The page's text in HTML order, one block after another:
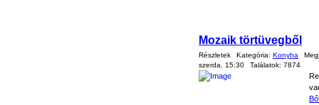
Mozaik törtüvegből
Részletek Kategória: Konyha
szerda, 15:30
Találatok: 7874